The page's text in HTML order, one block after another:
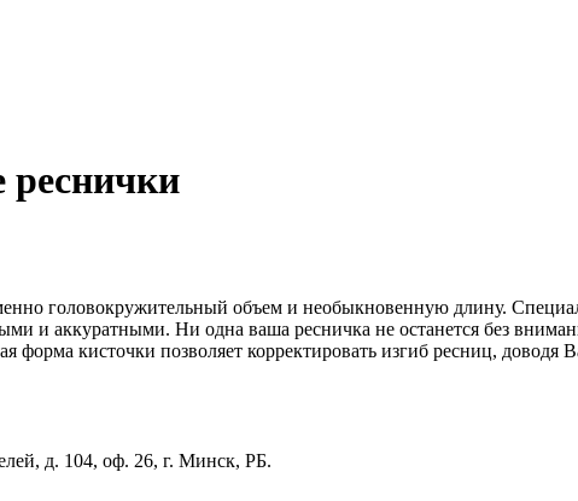
головокружительный объем и необыкновенную длину.
и аккуратными. Ни одна ваша ресничка не останется без
форма кисточки позволяет корректировать изгиб ресниц,
д. 104, оф. 26, г. Минск, РБ.